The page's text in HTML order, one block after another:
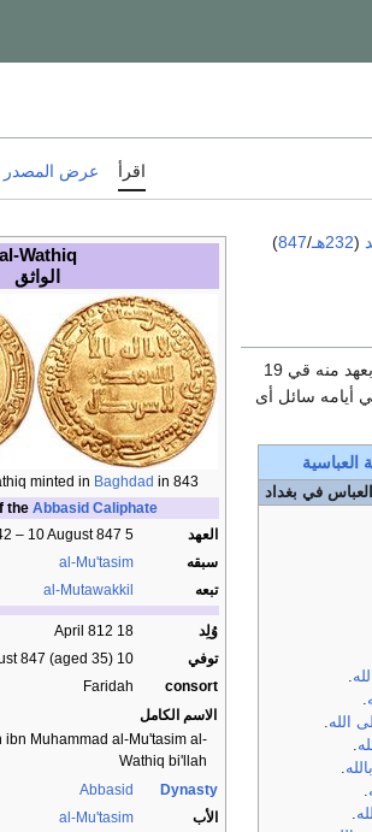
اقرأ عرض المصدر
al-Wathiq
الواثق
minted in Baghdad in 843
the Abbasid Caliphate
العهد
5 January 842 – 10 August 847
سبقه
al-Mu'tasim
تبعه
al-Mutawakkil
وُلِد
18 April 812
توفي
10 August 847 (aged 35)
consort
Faridah
الاسم الكامل
ibn Muhammad al-Mu'tasim al-
Wathiq bi'llah
Dynasty
Abbasid
الأب
al-Mu'tasim
(232هـ /
847
)
منه قي 19
أيامه سائل أى
العباسية
في بغداد
.
.
الله.
.
.
.
.